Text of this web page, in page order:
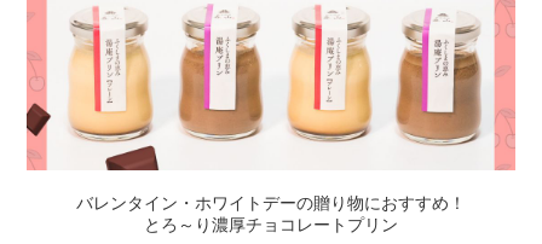
バレンタイン・ホワイトデーの贈り物におすすめ！
とろ～り濃厚チョコレートプリン